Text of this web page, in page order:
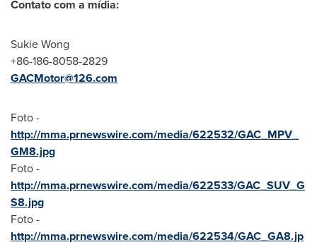
Contato com a mídia:
Sukie Wong
+86-186-8058-2829
GACMotor@126.com
Foto -
http://mma.prnewswire.com/media/622532/GAC_MPV_
GM8.jpg
Foto -
http://mma.prnewswire.com/media/622533/GAC_SUV_G
S8.jpg
Foto -
http://mma.prnewswire.com/media/622534/GAC_GA8.jp